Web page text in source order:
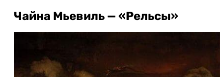
Чайна Мьевиль — «Рельсы»